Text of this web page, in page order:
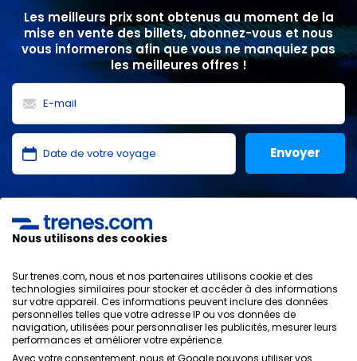
Les meilleurs prix sont obtenus au moment de la
mise en vente des billets, abonnez-vous et nous
vous informerons afin que vous ne manquiez pas
les meilleures offres !
protection des données
ONLINE TRAVEL SOLUTIONS.
Politique de confidentialité
Conditions générales
Politique de sécurité
Nous utilisons des cookies
Sur trenes.com, nous et nos partenaires utilisons cookie et des
technologies similaires pour stocker et accéder à des informations
sur votre appareil. Ces informations peuvent inclure des données
personnelles telles que votre adresse IP ou vos données de
navigation, utilisées pour personnaliser les publicités, mesurer leurs
performances et améliorer votre expérience.
Avec votre consentement, nous et Google pouvons utiliser vos